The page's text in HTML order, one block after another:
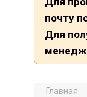
почту
Для
Главная